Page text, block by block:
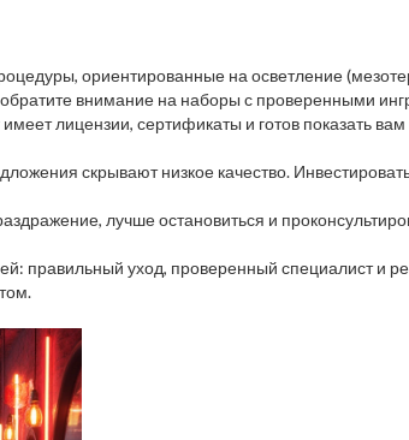
ориентированные на осветление
внимание на наборы с проверенными
лицензии, сертификаты и готов показать
скрывают низкое качество.
лучше остановиться и
правильный уход, проверенный специалист и